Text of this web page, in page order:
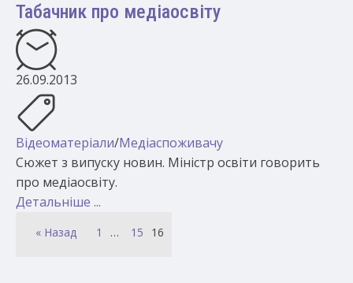
Табачник про медіаосвіту
26.09.2013
Відеоматеріали/Медіаспоживачу
Сюжет з випуску новин. Міністр освіти говорить
про медіаосвіту.
Детальніше ...
« Назад 1 … 15 16